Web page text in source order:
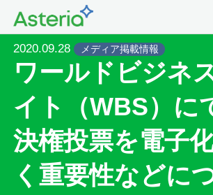
2020.09.28 メディア掲載情報
ワールドビジネ
イト（WBS）に
決権投票を電子
く重要性などに